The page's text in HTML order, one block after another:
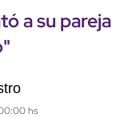
a su pareja
hs